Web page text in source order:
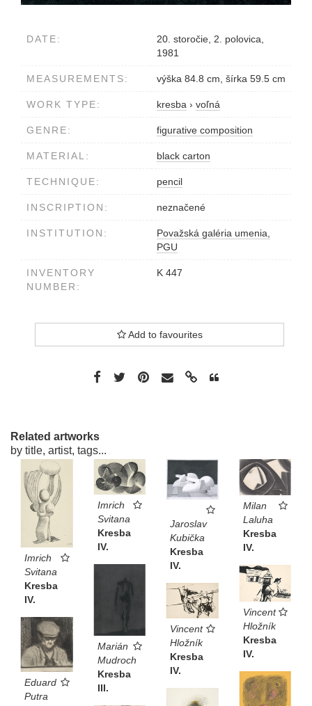
DATE:
20. storočie, 2. polovica,
1981
MEASUREMENTS: výška 84.8 cm, šírka 59.5 cm
WORK TYPE: kresba › voľná
GENRE: figurative composition
MATERIAL: black carton
TECHNIQUE: pencil
INSCRIPTION: neznačené
INSTITUTION:
Považská galéria umenia,
PGU
INVENTORY
NUMBER:
K 447
Add to favourites
Related artworks
by title, artist, tags...
Imrich
Svitana
Kresba
IV.
Imrich
Svitana
Kresba
IV.
Jaroslav
Kubička
Kresba
IV.
Milan
Laluha
Kresba
IV.
Marián
Mudroch
Kresba
III.
Vincent
Hložník
Kresba
IV.
Vincent
Hložník
Kresba
IV.
Eduard
Putra